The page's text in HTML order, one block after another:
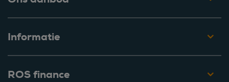
Informatie
ROS finance